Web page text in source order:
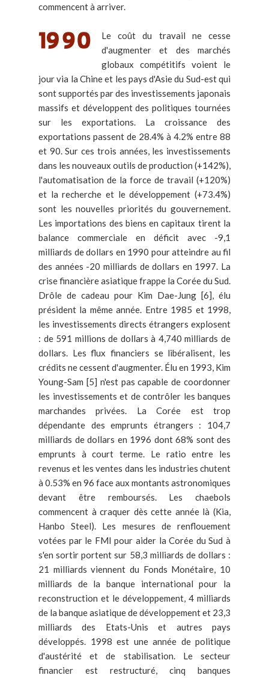
commencent à arriver.
Le coût du travail ne cesse
d'augmenter et des marchés
globaux compétitifs voient le
jour via la Chine et les pays d'Asie du Sud-est qui
sont supportés par des investissements japonais
massifs et développent des politiques tournées
sur les exportations. La croissance des
exportations passent de 28.4% à 4.2% entre 88
et 90. Sur ces trois années, les investissements
dans les nouveaux outils de production (+142%),
l'automatisation de la force de travail (+120%)
et la recherche et le développement (+73.4%)
sont les nouvelles priorités du gouvernement.
Les importations des biens en capitaux tirent la
balance commerciale en déficit avec -9,1
milliards de dollars en 1990 pour atteindre au fil
des années -20 milliards de dollars en 1997. La
crise financière asiatique frappe la Corée du Sud.
Drôle de cadeau pour Kim Dae-Jung [6], élu
président la même année. Entre 1985 et 1998,
les investissements directs étrangers explosent
: de 591 millions de dollars à 4,740 milliards de
dollars. Les flux financiers se libéralisent, les
crédits ne cessent d'augmenter. Élu en 1993, Kim
Young-Sam [5] n'est pas capable de coordonner
les investissements et de contrôler les banques
marchandes privées. La Corée est trop
dépendante des emprunts étrangers : 104,7
milliards de dollars en 1996 dont 68% sont des
emprunts à court terme. Le ratio entre les
revenus et les ventes dans les industries chutent
à 0.53% en 96 face aux montants astronomiques
devant être remboursés. Les chaebols
commencent à craquer dès cette année là (Kia,
Hanbo Steel). Les mesures de renflouement
votées par le FMI pour aider la Corée du Sud à
s'en sortir portent sur 58,3 milliards de dollars :
21 milliards viennent du Fonds Monétaire, 10
milliards de la banque international pour la
reconstruction et le développement, 4 milliards
de la banque asiatique de développement et 23,3
milliards des Etats-Unis et autres pays
développés. 1998 est une année de politique
d'austérité et de stabilisation. Le secteur
financier est restructuré, cinq banques